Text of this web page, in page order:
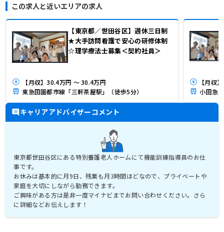
この求人と近いエリアの求人
【東京都／世田谷区】週休三日制
★大手訪問看護で安心の研修体制
☆理学療法士募集＜契約社員＞
【月収】30.4万円 ～ 30.4万円
東急田園都市線「三軒茶屋駅」（徒歩5分）
小田急
キャリアアドバイザーコメント
東京都世田谷区にある特別養護老人ホームにて機能訓練指導員のお仕
事です。
お休みは基本的に月9日、残業も月3時間ほどなので、プライベートや
家庭を大切にしながら勤務できます。
ご興味がある方は是非一度マイナビまでお問い合わせください。さら